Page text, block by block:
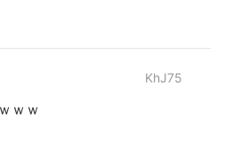
KhJ75
ｗｗ